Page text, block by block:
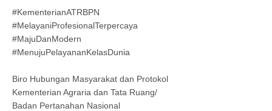
#KementerianATRBPN
#MelayaniProfesionalTerpercaya
#MajuDanModern
#MenujuPelayananKelasDunia
Biro Hubungan Masyarakat dan Protokol
Kementerian Agraria dan Tata Ruang/
Badan Pertanahan Nasional